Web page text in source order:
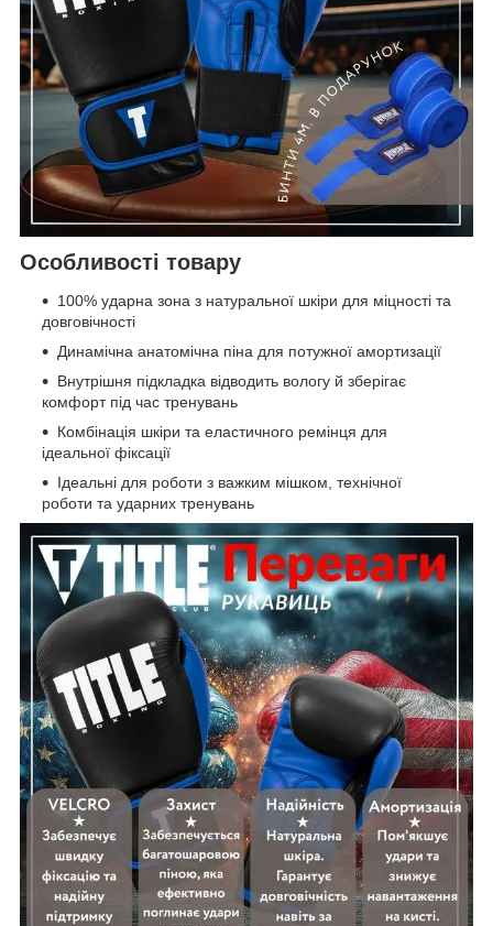
Особливості товару
100% ударна зона з натуральної шкіри для міцності та
довговічності
Динамічна анатомічна піна для потужної амортизації
Внутрішня підкладка відводить вологу й зберігає
комфорт під час тренувань
Комбінація шкіри та еластичного ремінця для
ідеальної фіксації
Ідеальні для роботи з важким мішком, технічної
роботи та ударних тренувань